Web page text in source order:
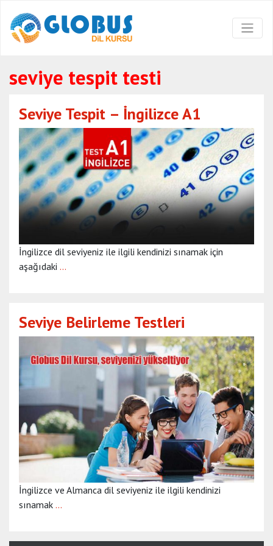
seviye tespit testi
Seviye Tespit – İngilizce A1
İngilizce dil seviyeniz ile ilgili kendinizi sınamak için
aşağıdaki …
Seviye Belirleme Testleri
İngilizce ve Almanca dil seviyeniz ile ilgili kendinizi
sınamak …